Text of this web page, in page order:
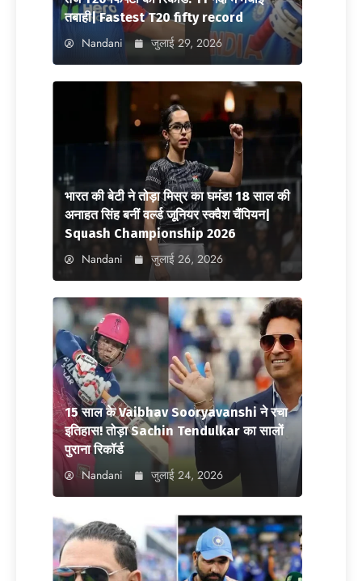
तबाही| Fastest T20 fifty record
Nandani जुलाई 29, 2026
भारत की बेटी ने तोड़ा मिस्र का घमंड! 18 साल की
अनाहत सिंह बनीं वर्ल्ड जूनियर स्क्वैश चैंपियन|
Squash Championship 2026
Nandani जुलाई 26, 2026
15 साल के Vaibhav Sooryavanshi ने रचा
इतिहास! तोड़ा Sachin Tendulkar का सालों
पुराना रिकॉर्ड
Nandani जुलाई 24, 2026